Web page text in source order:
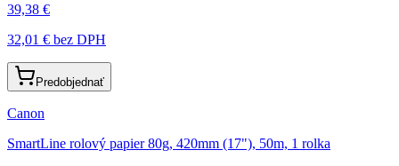
39,38 €
32,01 € bez DPH
Predobjednať
Canon
SmartLine rolový papier 80g, 420mm (17"), 50m, 1 rolka